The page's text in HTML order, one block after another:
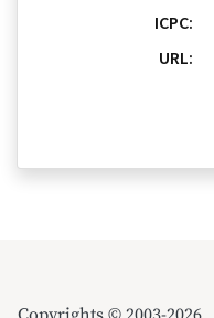
ICPC:
URL: